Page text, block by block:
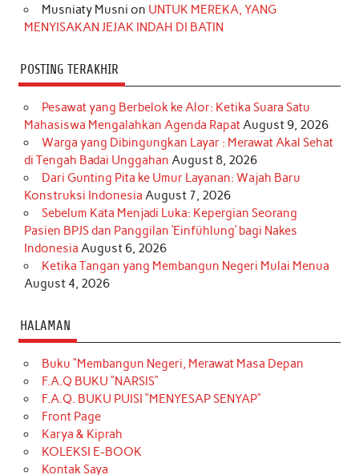
Musniaty Musni on UNTUK MEREKA, YANG
MENYISAKAN JEJAK INDAH DI BATIN
POSTING TERAKHIR
Pesawat yang Berbelok ke Alor: Ketika Suara Satu
Mahasiswa Mengalahkan Agenda RapatAugust 9, 2026
Warga yang Dibingungkan Layar : Merawat Akal Sehat
di Tengah Badai Unggahan August 8, 2026
Dari Gunting Pita ke Umur Layanan: Wajah Baru
Konstruksi Indonesia August 7, 2026
Sebelum Kata Menjadi Luka: Kepergian Seorang
Pasien BPJS dan Panggilan ‘Einfühlung’ bagi Nakes
Indonesia August 6, 2026
Ketika Tangan yang Membangun Negeri Mulai Menua
August 4, 2026
HALAMAN
Buku “Membangun Negeri, Merawat Masa Depan
F.A.Q BUKU “NARSIS”
F.A.Q. BUKU PUISI “MENYESAP SENYAP”
Front Page
Karya & Kiprah
KOLEKSI E-BOOK
Kontak Saya